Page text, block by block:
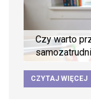
Czy warto
CZYTAJ WIĘCEJ